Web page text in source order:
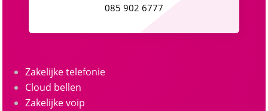
085 902 6777
Zakelijke telefonie
Cloud bellen
Zakelijke voip